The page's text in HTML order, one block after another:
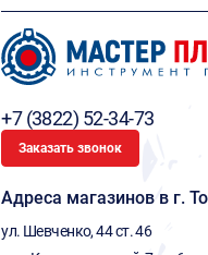
+7 (3822) 52-34-73
Заказать звонок
Адреса магазинов в г.
ул. Шевченко, 44 ст. 46